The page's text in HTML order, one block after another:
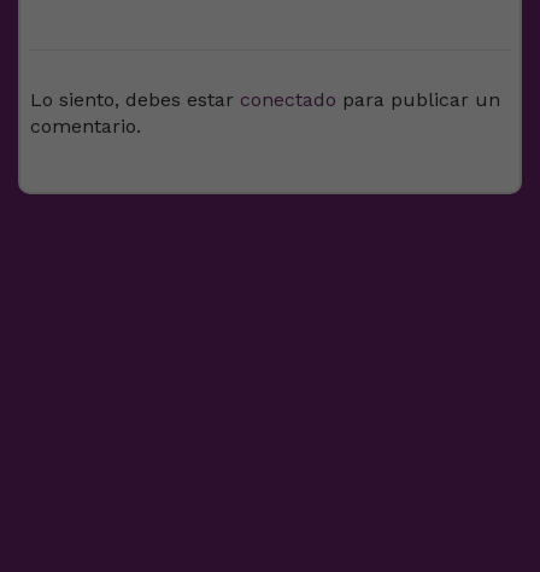
Lo siento, debes estar conectado para publicar un
comentario.